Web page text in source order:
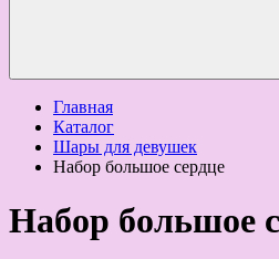
Главная
Каталог
Шары для девушек
Набор большое сердце
Набор большое